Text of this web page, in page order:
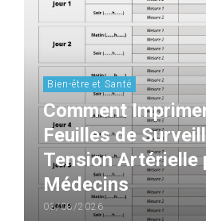
Bien-être et Santé
Comment
Feuilles de
Tension Artérielle
Médecins
03/08/2026